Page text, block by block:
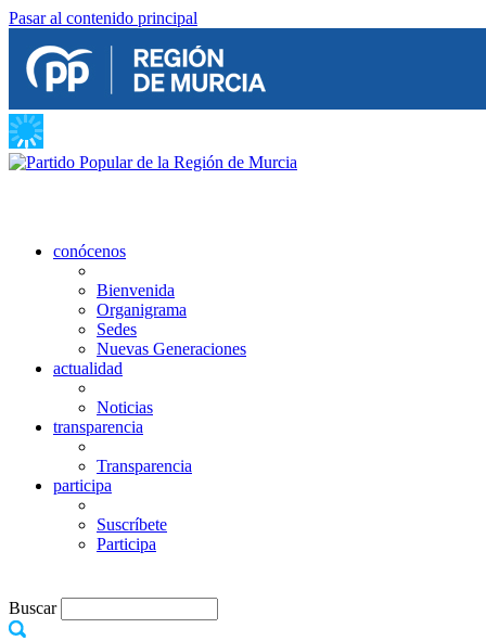
Pasar al contenido principal
conócenos
Bienvenida
Organigrama
Sedes
Nuevas Generaciones
actualidad
Noticias
transparencia
Transparencia
participa
Suscríbete
Participa
Buscar